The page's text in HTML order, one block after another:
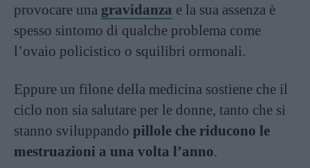
provocare una gravidanza e la sua assenza è
spesso sintomo di qualche problema come
l’ovaio policistico o squilibri ormonali.
Eppure un filone della medicina sostiene che il
ciclo non sia salutare per le donne, tanto che si
stanno sviluppando pillole che riducono le
mestruazioni a una volta l’anno.